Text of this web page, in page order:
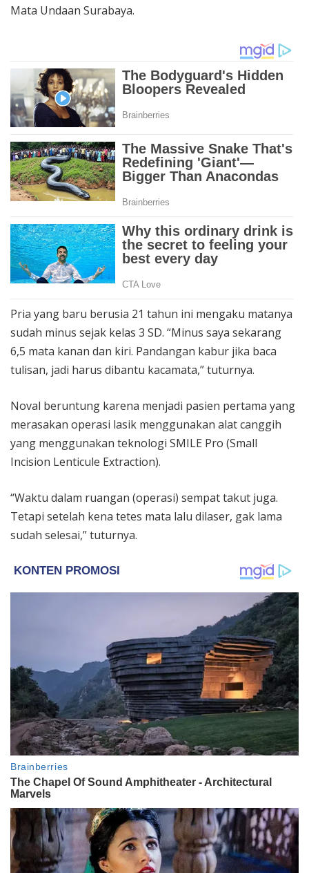
Mata Undaan Surabaya.
Pria yang baru berusia 21 tahun ini mengaku matanya
sudah minus sejak kelas 3 SD. “Minus saya sekarang
6,5 mata kanan dan kiri. Pandangan kabur jika baca
tulisan, jadi harus dibantu kacamata,” tuturnya.
Noval beruntung karena menjadi pasien pertama yang
merasakan operasi lasik menggunakan alat canggih
yang menggunakan teknologi SMILE Pro (Small
Incision Lenticule Extraction).
“Waktu dalam ruangan (operasi) sempat takut juga.
Tetapi setelah kena tetes mata lalu dilaser, gak lama
sudah selesai,” tuturnya.